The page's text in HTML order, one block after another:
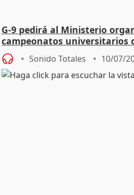
G-9 pedirá al Ministerio
campeonatos universitarios
Sonido Totales 10/07/